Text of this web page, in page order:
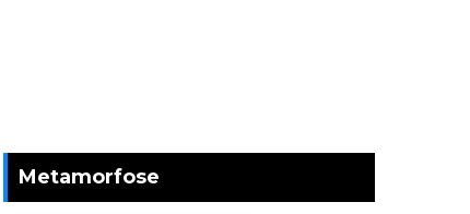
Metamorfose